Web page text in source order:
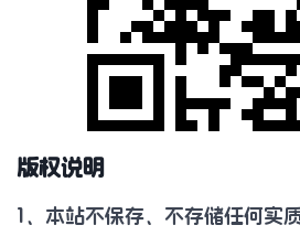
版权说明
1、本站不保存、不存储任何实